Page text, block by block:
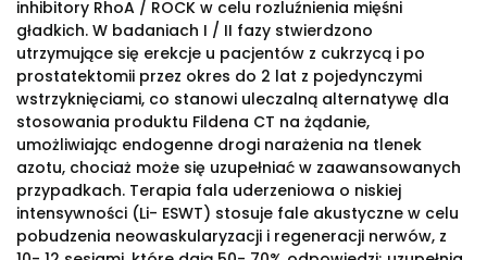
inhibitory RhoA / ROCK w celu rozluźnienia mięśni
gładkich. W badaniach I / II fazy stwierdzono
utrzymujące się erekcje u pacjentów z cukrzycą i po
prostatektomii przez okres do 2 lat z pojedynczymi
wstrzyknięciami, co stanowi uleczalną alternatywę dla
stosowania produktu Fildena CT na żądanie,
umożliwiając endogenne drogi narażenia na tlenek
azotu, chociaż może się uzupełniać w zaawansowanych
przypadkach. Terapia fala uderzeniowa o niskiej
intensywności (Li- ESWT) stosuje fale akustyczne w celu
pobudzenia neowaskularyzacji i regeneracji nerwów, z